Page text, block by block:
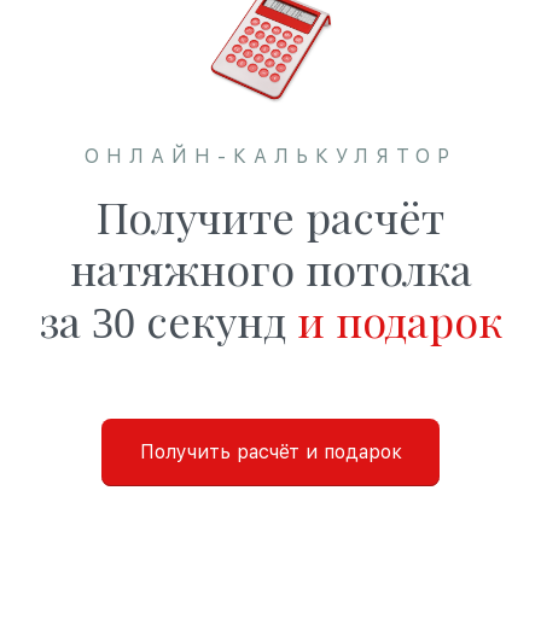
ОНЛАЙН-КАЛЬКУЛЯТОР
Получите расчёт
натяжного потолка
за 30 секунд и подарок
Получить расчёт и подарок